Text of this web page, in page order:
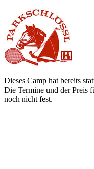
Dieses Camp hat bereits
Die Termine und der Preis
noch nicht fest.